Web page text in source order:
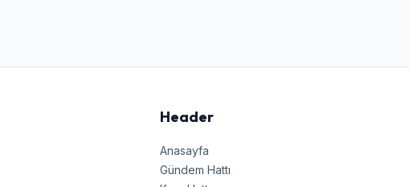
Header
Anasayfa
Gündem Hattı